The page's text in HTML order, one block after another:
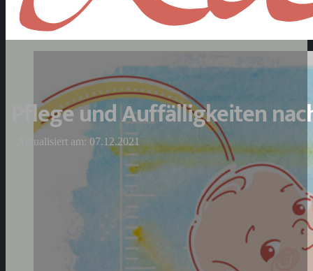
Pflege und Auffälligkeiten
Aktualisiert am: 07.12.2021